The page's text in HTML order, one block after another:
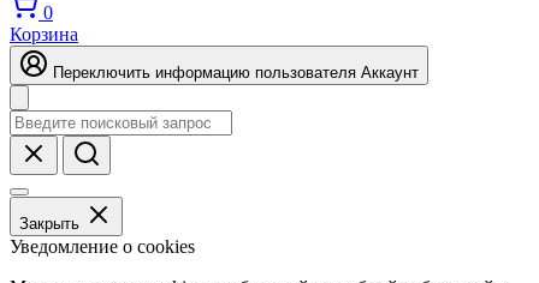
0
Корзина
Переключить информацию пользователя Аккаунт
Закрыть
Уведомление о cookies